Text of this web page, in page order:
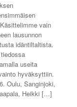
vain
lausunnon
idäntiltaltista.
useita
hyväksyttiin.
Oulu, Sanginjoki,
Heikki […]